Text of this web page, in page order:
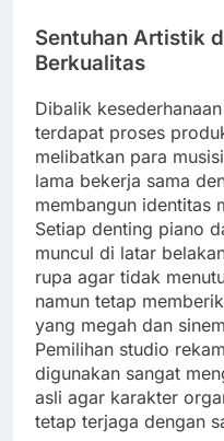
Sentuhan Artistik
Berkualitas
Dibalik
terdapat proses
melibatkan para
lama bekerja sama
membangun identitas
Setiap denting piano
muncul di latar
rupa agar tidak
namun tetap
yang megah dan
Pemilihan studio
digunakan sangat
asli agar karakter
tetap terjaga dengan